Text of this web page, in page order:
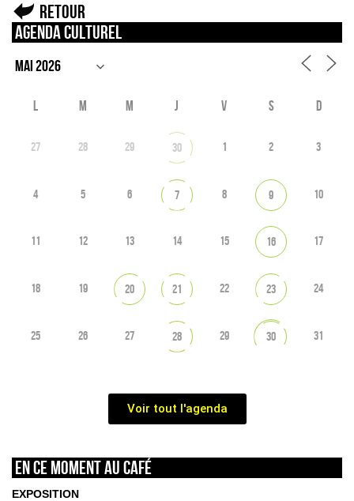
Retour
Agenda culturel
L M M J V S D
27 28 29 30 1 2 3
4 5 6 7 8 9 10
11 12 13 14 15 16 17
18 19 20 21 22 23 24
25 26 27 28 29 30 31
Voir tout l'agenda
En ce moment au café
EXPOSITION